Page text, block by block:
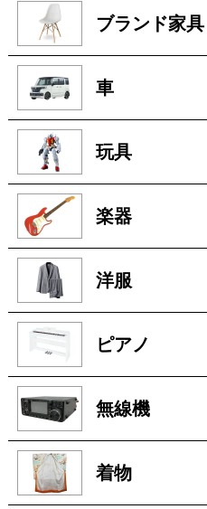
ブランド家具
車
玩具
楽器
洋服
ピアノ
無線機
着物